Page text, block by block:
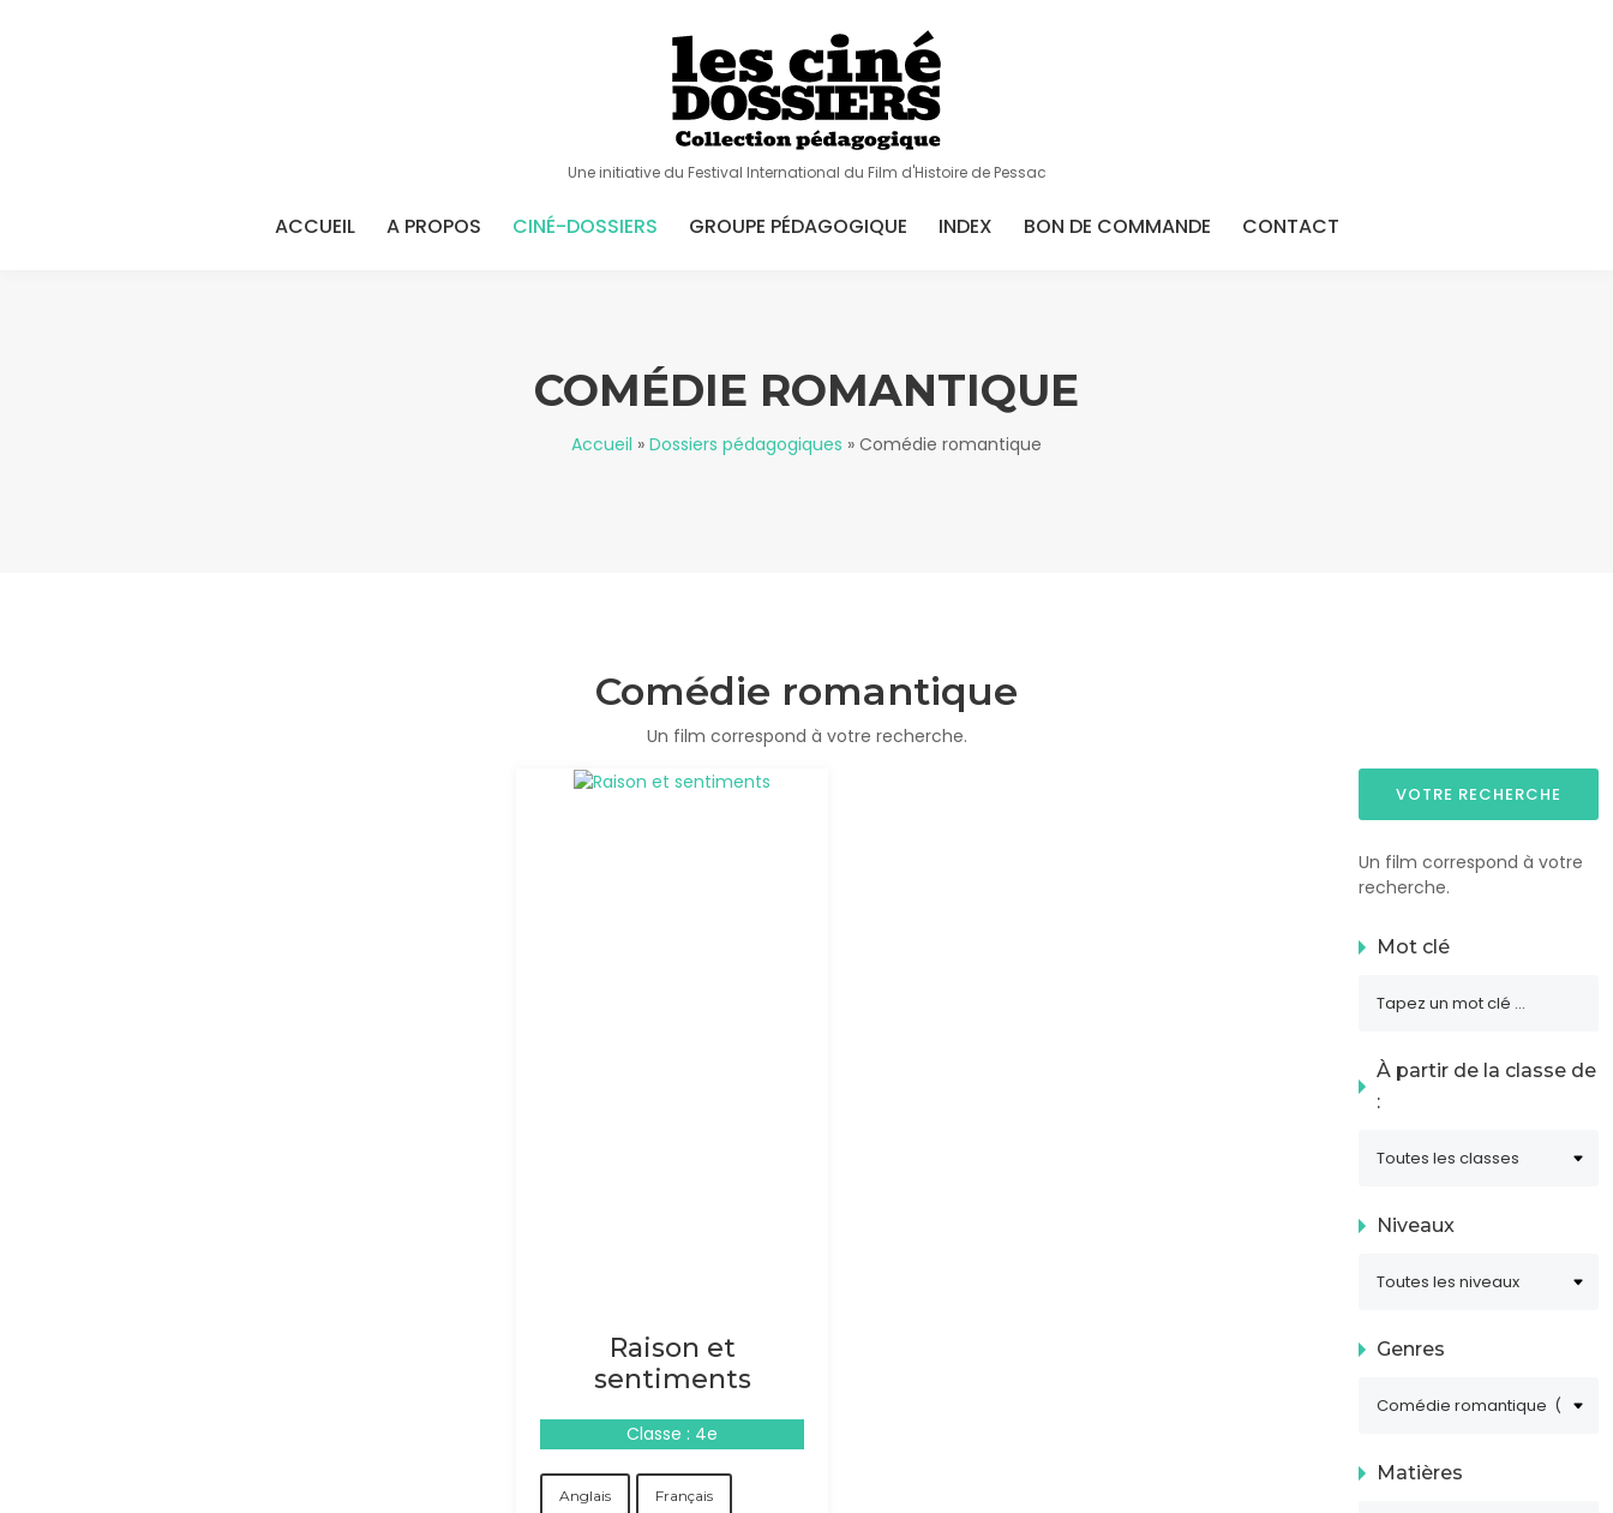
Une initiative du Festival International du Film d'Histoire de Pessac
ACCUEIL A PROPOS CINÉ-DOSSIERS GROUPE PÉDAGOGIQUE INDEX BON DE COMMANDE CONTACT
COMÉDIE ROMANTIQUE
Accueil » Dossiers pédagogiques » Comédie romantique
Comédie romantique
Un film correspond à votre recherche.
Raison et
sentiments
Classe : 4e
Anglais Français
VOTRE RECHERCHE
Un film correspond à votre
recherche.
Mot clé
À partir de la classe de
:
Niveaux
Genres
Matières